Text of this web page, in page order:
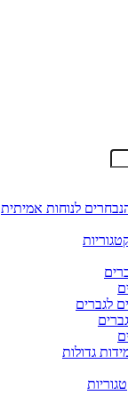
לנוחות אמיתית
לגברים
גדולות